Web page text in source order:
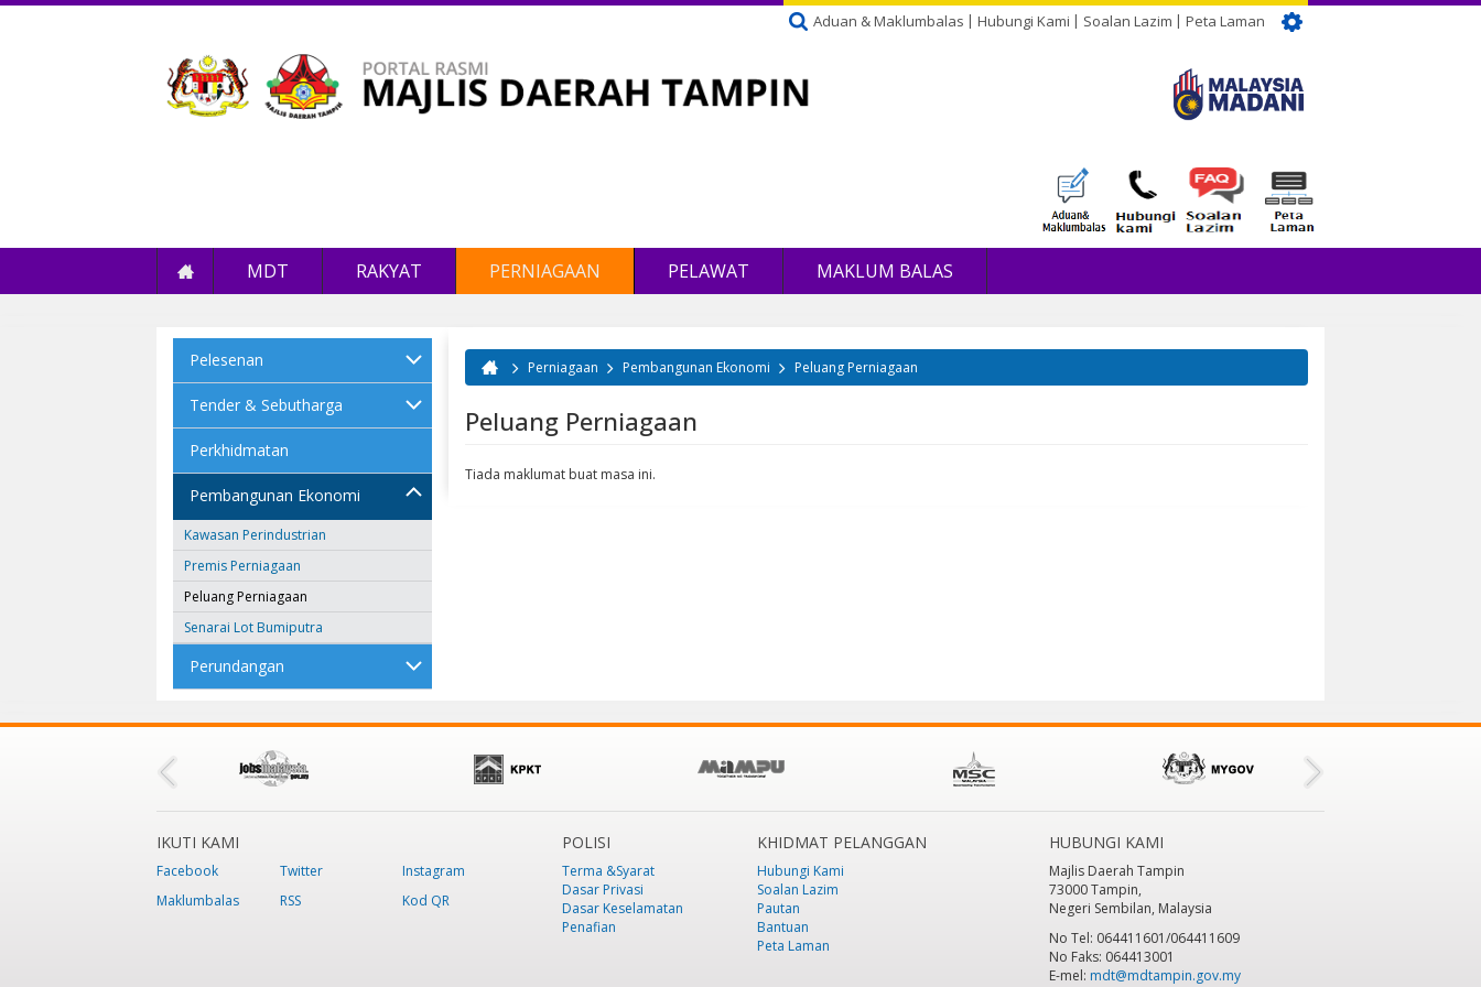
Aduan & Maklumbalas Hubungi Kami Soalan Lazim Peta Laman
MDT RAKYAT PERNIAGAAN PELAWAT MAKLUM BALAS
Pelesenan
Tender & Sebutharga
Perkhidmatan
Pembangunan Ekonomi
Kawasan Perindustrian
Premis Perniagaan
Peluang Perniagaan
Senarai Lot Bumiputra
Perundangan
Anda di sini
Perniagaan Pembangunan Ekonomi Peluang Perniagaan
Peluang Perniagaan
Tiada maklumat buat masa ini.
IKUTI KAMI
Facebook Twitter
Instagram
Maklumbalas
RSS Kod QR
POLISI
Terma &Syarat
Dasar Privasi
Dasar Keselamatan
Penafian
KHIDMAT PELANGGAN
Hubungi Kami
Soalan Lazim
Pautan
Bantuan
Peta Laman
HUBUNGI KAMI
Majlis Daerah Tampin
73000 Tampin,
Negeri Sembilan, Malaysia
No Tel: 064411601/064411609
No Faks: 064413001
E-mel: mdt@mdtampin.gov.my